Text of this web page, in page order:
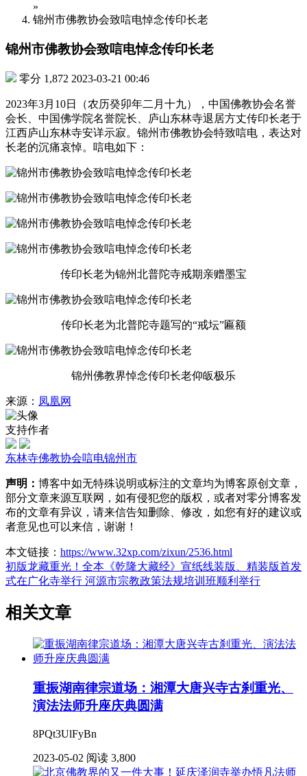
»
锦州市佛教协会致唁电悼念传印长老
锦州市佛教协会致唁电悼念传印长老
零分 1,872 2023-03-21 00:46
2023年3月10日（农历癸卯年二月十九），中国佛教协会名誉
会长、中国佛学院名誉院长、庐山东林寺退居方丈传印长老于
江西庐山东林寺安详示寂。锦州市佛教协会特致唁电，表达对
长老的沉痛哀悼。唁电如下：
传印长老为锦州北普陀寺戒期亲赠墨宝
传印长老为北普陀寺题写的“戒坛”匾额
锦州佛教界悼念传印长老仰皈极乐
来源： 凤凰网
支持作者
东林寺佛教协会唁电锦州市
声明： 博客中如无特殊说明或标注的文章均为博客原创文章，
部分文章来源互联网，如有侵犯您的版权，或者对零分博客发
布的文章有异议，请来信告知删除、修改，如您有好的建议或
者意见也可以来信，谢谢！
本文链接： https://www.32xp.com/zixun/2536.html
初版龙藏重光！全本《乾隆大藏经》宣纸线装版、精装版首发
式在广化寺举行 河源市宗教政策法规培训班顺利举行
相关文章
重振湖南律宗道场：湘潭大唐兴寺古刹重光、
演法法师升座庆典圆满
8PQt3UlFyBn
2023-05-02 阅读 3,800